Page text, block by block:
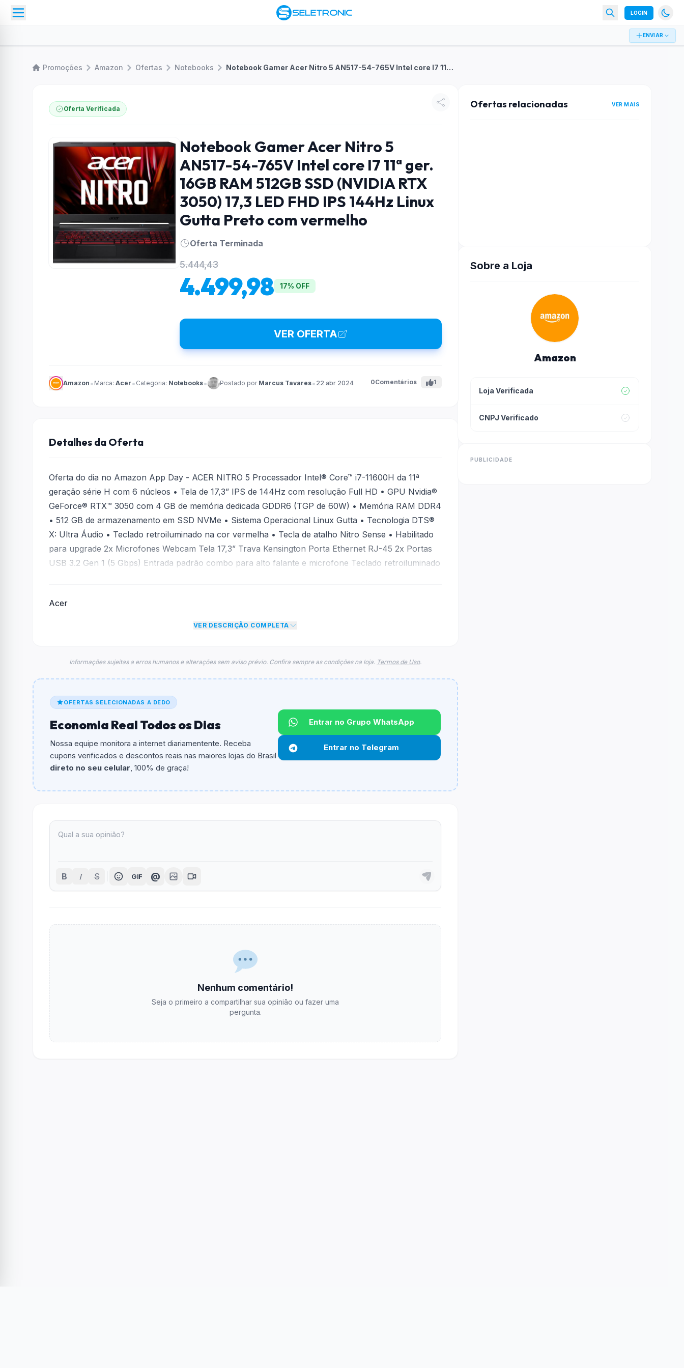
LOGIN
ENVIAR
Promoções Amazon Ofertas Notebooks Notebook Gamer Acer Nitro 5 AN517-54-765V Intel core I7 11ª ger. 16GB RAM 512GB SSD (NVIDIA RTX 3050) 17,3 LED FHD IPS 144Hz Linux Gutta Preto com vermelho
Oferta Verificada
Notebook Gamer Acer Nitro 5
AN517-54-765V Intel core I7 11ª ger.
16GB RAM 512GB SSD (NVIDIA RTX
3050) 17,3 LED FHD IPS 144Hz Linux
Gutta Preto com vermelho
Oferta Terminada
5.444,43
4.499,98 17% OFF
VER OFERTA
Amazon • Marca: Acer • Categoria: Notebooks• Postado por Marcus Tavares• 22 abr 2024 0Comentários 1
Detalhes da Oferta
Oferta do dia no Amazon App Day - ACER NITRO 5 Processador Intel® Core™ i7-11600H da 11ª
geração série H com 6 núcleos • Tela de 17,3” IPS de 144Hz com resolução Full HD • GPU Nvidia®
GeForce® RTX™ 3050 com 4 GB de memória dedicada GDDR6 (TGP de 60W) • Memória RAM DDR4
• 512 GB de armazenamento em SSD NVMe • Sistema Operacional Linux Gutta • Tecnologia DTS®
X: Ultra Áudio • Teclado retroiluminado na cor vermelha • Tecla de atalho Nitro Sense • Habilitado
para upgrade 2x Microfones Webcam Tela 17,3” Trava Kensington Porta Ethernet RJ-45 2x Portas
USB 3.2 Gen 1 (5 Gbps) Entrada padrão combo para alto falante e microfone Teclado retroiluminado
(10 Gbps) energizada Porta HDMI®2.1 Entrada para a fonte de alimentação
Acer
VER DESCRIÇÃO COMPLETA
Informações sujeitas a erros humanos e alterações sem aviso prévio. Confira sempre as condições na loja. Termos de Uso.
OFERTAS SELECIONADAS A DEDO
Economia Real Todos os Dias
Nossa equipe monitora a internet diariamentente. Receba
cupons verificados e descontos reais nas maiores lojas do Brasil
direto no seu celular, 100% de graça!
Entrar no Grupo WhatsApp
Entrar no Telegram
B I S GIF @
Nenhum comentário!
Seja o primeiro a compartilhar sua opinião ou fazer uma
pergunta.
Ofertas relacionadas VER MAIS
Sobre a Loja
Amazon
Loja Verificada
CNPJ Verificado
PUBLICIDADE